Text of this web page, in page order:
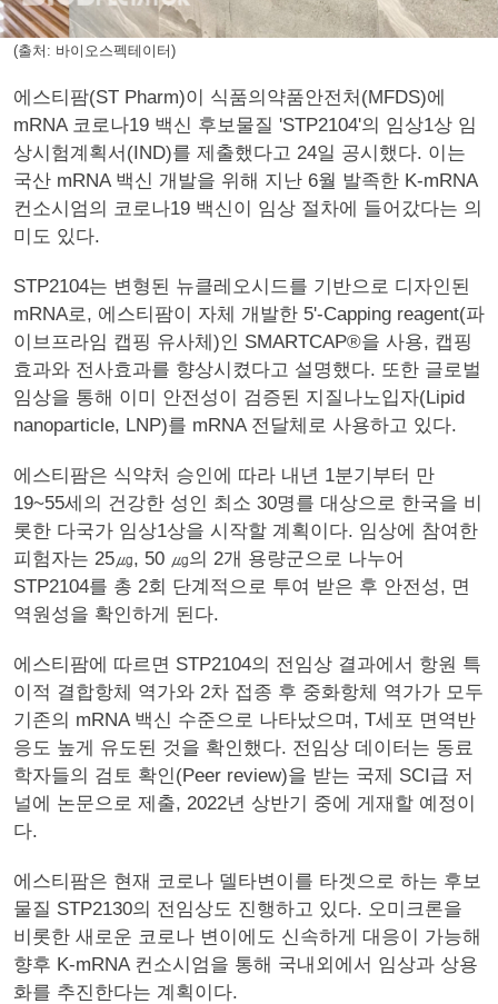
(출처: 바이오스펙테이터)
에스티팜(ST Pharm)이 식품의약품안전처(MFDS)에
mRNA 코로나19 백신 후보물질 'STP2104'의 임상1상 임
상시험계획서(IND)를 제출했다고 24일 공시했다. 이는
국산 mRNA 백신 개발을 위해 지난 6월 발족한 K-mRNA
컨소시엄의 코로나19 백신이 임상 절차에 들어갔다는 의
미도 있다.
STP2104는 변형된 뉴클레오시드를 기반으로 디자인된
mRNA로, 에스티팜이 자체 개발한 5'-Capping reagent(파
이브프라임 캡핑 유사체)인 SMARTCAP®을 사용, 캡핑
효과와 전사효과를 향상시켰다고 설명했다. 또한 글로벌
임상을 통해 이미 안전성이 검증된 지질나노입자(Lipid
nanoparticle, LNP)를 mRNA 전달체로 사용하고 있다.
에스티팜은 식약처 승인에 따라 내년 1분기부터 만
19~55세의 건강한 성인 최소 30명를 대상으로 한국을 비
롯한 다국가 임상1상을 시작할 계획이다. 임상에 참여한
피험자는 25㎍, 50 ㎍의 2개 용량군으로 나누어
STP2104를 총 2회 단계적으로 투여 받은 후 안전성, 면
역원성을 확인하게 된다.
에스티팜에 따르면 STP2104의 전임상 결과에서 항원 특
이적 결합항체 역가와 2차 접종 후 중화항체 역가가 모두
기존의 mRNA 백신 수준으로 나타났으며, T세포 면역반
응도 높게 유도된 것을 확인했다. 전임상 데이터는 동료
학자들의 검토 확인(Peer review)을 받는 국제 SCI급 저
널에 논문으로 제출, 2022년 상반기 중에 게재할 예정이
다.
에스티팜은 현재 코로나 델타변이를 타겟으로 하는 후보
물질 STP2130의 전임상도 진행하고 있다. 오미크론을
비롯한 새로운 코로나 변이에도 신속하게 대응이 가능해
향후 K-mRNA 컨소시엄을 통해 국내외에서 임상과 상용
화를 추진한다는 계획이다.